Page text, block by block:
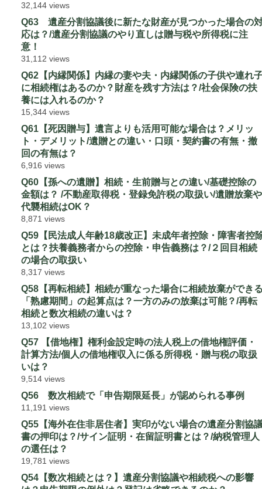
32,144 views
Q63 遺産分割協議後に新たな財産が見つかった場合の
応は？/遺産分割協議のやり直しは贈与税や所得税に注
意！
31,112 views
Q62【内縁関係】内縁の妻や夫・内縁関係の子供や連れ
に相続権はあるのか？財産を残す方法は？/社会保険の扶
養には入れるのか？
15,344 views
Q61【死因贈与】遺言よりも活用可能な場合は？メリッ
ト・デメリット/遺贈との違い・口頭・契約書の有無・撤
回の有無は？
6,916 views
Q60【孫への遺贈】相続・生前贈与との違い/基礎控除の
金額は？ /不動産取得税・登録免許税の取扱い/遺贈放棄や
代襲相続はOK？
8,871 views
Q59【民法成人年齢18歳改正】未成年者控除・障害者控
とは？扶養義務者からの控除・申告義務は？/２回目相続
の場合の取扱い
8,317 views
Q58【再転相続】相続が重なった場合に相続放棄ができ
「熟慮期間」の起算点は？一方のみの放棄は可能？/再転
相続と数次相続の違いは？
13,102 views
Q57 【借地権】権利金設定時の法人税上の借地権評価・
計算方法/個人の借地権収入に係る所得税・贈与税の取扱
いは？
9,514 views
Q56 数次相続で「申告期限延長」が認められる事例
11,191 views
Q55【海外在住非居住者】実印がない場合の遺産分割協
書の押印は？/サイン証明・在留証明書とは？/納税管理人
の選任は？
19,781 views
Q54【数次相続とは？】遺産分割協議や相続税への影響